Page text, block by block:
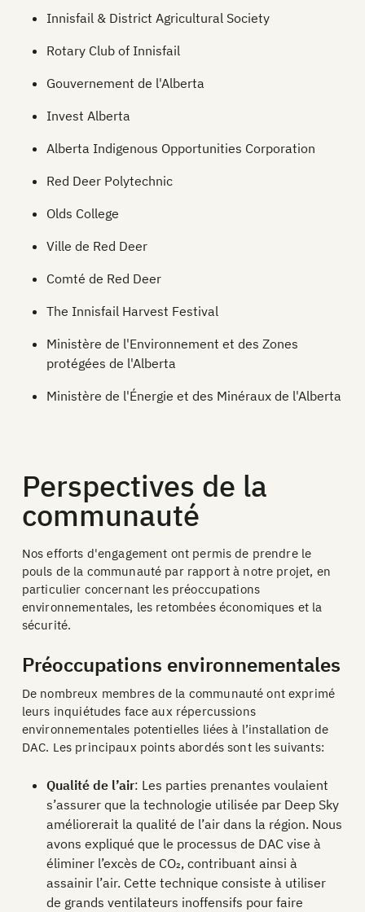
Innisfail & District Agricultural Society
Rotary Club of Innisfail
Gouvernement de l'Alberta
Invest Alberta
Alberta Indigenous Opportunities Corporation
Red Deer Polytechnic
Olds College
Ville de Red Deer
Comté de Red Deer
The Innisfail Harvest Festival
Ministère de l'Environnement et des Zones
protégées de l'Alberta
Ministère de l'Énergie et des Minéraux de l'Alberta
Perspectives de la
communauté
Nos efforts d'engagement ont permis de prendre le
pouls de la communauté par rapport à notre projet, en
particulier concernant les préoccupations
environnementales, les retombées économiques et la
sécurité.
Préoccupations environnementales
De nombreux membres de la communauté ont exprimé
leurs inquiétudes face aux répercussions
environnementales potentielles liées à l’installation de
DAC. Les principaux points abordés sont les suivants:
Qualité de l’air: Les parties prenantes voulaient
s’assurer que la technologie utilisée par Deep Sky
améliorerait la qualité de l’air dans la région. Nous
avons expliqué que le processus de DAC vise à
éliminer l’excès de CO₂, contribuant ainsi à
assainir l’air. Cette technique consiste à utiliser
de grands ventilateurs inoffensifs pour faire